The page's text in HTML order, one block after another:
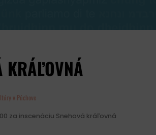
KRÁĽOVNÁ
v Púchove
za inscenáciu Snehová kráľovná